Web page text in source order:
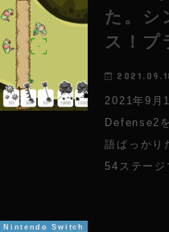
た。シ
ス！プ
2021年9月
Defense2
語ばっかり
54ステージ
Nintendo Switch